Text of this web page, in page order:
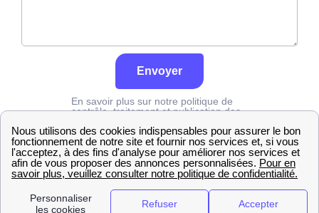
Envoyer
En savoir plus sur notre politique de
contrôle, traitement et publication des
Edf Aveyron Onet-Le-Château